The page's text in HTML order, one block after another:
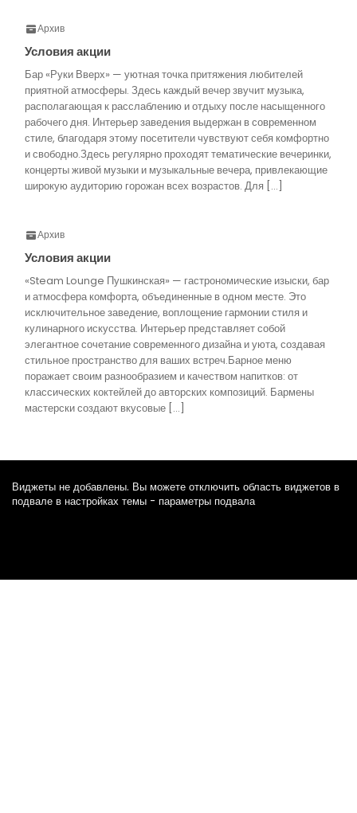
Архив
Условия акции
Бар «Руки Вверх» — уютная точка притяжения любителей
приятной атмосферы. Здесь каждый вечер звучит музыка,
располагающая к расслаблению и отдыху после насыщенного
рабочего дня. Интерьер заведения выдержан в современном
стиле, благодаря этому посетители чувствуют себя комфортно
и свободно.Здесь регулярно проходят тематические вечеринки,
концерты живой музыки и музыкальные вечера, привлекающие
широкую аудиторию горожан всех возрастов. Для […]
Архив
Условия акции
«Steam Lounge Пушкинская» — гастрономические изыски, бар
и атмосфера комфорта, объединенные в одном месте. Это
исключительное заведение, воплощение гармонии стиля и
кулинарного искусства. Интерьер представляет собой
элегантное сочетание современного дизайна и уюта, создавая
стильное пространство для ваших встреч.Барное меню
поражает своим разнообразием и качеством напитков: от
классических коктейлей до авторских композиций. Бармены
мастерски создают вкусовые […]
Виджеты не добавлены. Вы можете отключить область виджетов в
подвале в настройках темы - параметры подвала